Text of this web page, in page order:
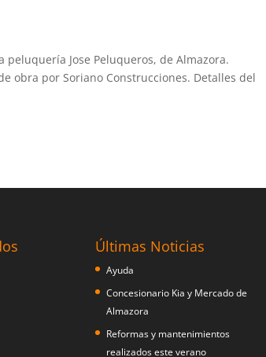
peluquería Jose Peluqueros, de Almazora.
obra por Soriano Construcciones. Detalles del
Últimas Noticias
Ayuda
Concesionario Kia y Mercado de
Almazora
Reformas y mantenimientos
realizados este verano